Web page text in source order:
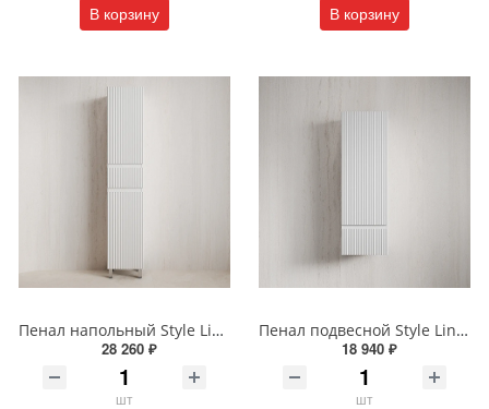
В корзину В корзину
Пенал напольный Style Line МАРОККО 36 см ЛС-00002515 белый матовый
28 260 ₽
шт
Пенал подвесной Style Line МАРОККО 36 см ЛС-00002523 белый матовый
18 940 ₽
шт